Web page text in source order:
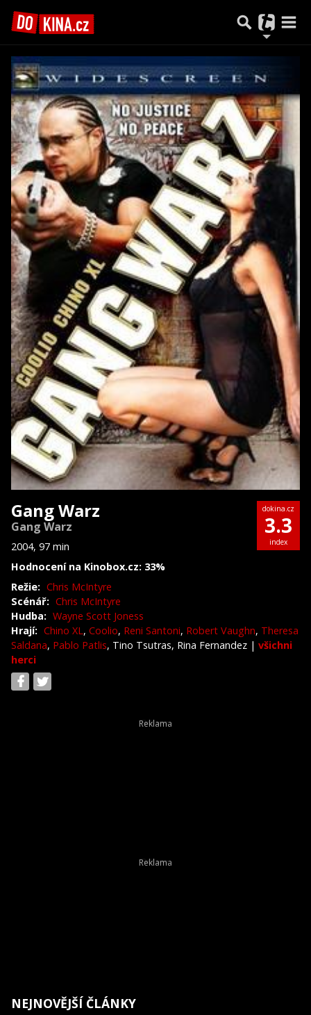
Gang Warz
Gang Warz
2004, 97 min
Hodnocení na Kinobox.cz: 33%
dokina.cz
3.3
index
Režie: Chris McIntyre
Scénář: Chris McIntyre
Hudba: Wayne Scott Joness
Hrají: Chino XL, Coolio, Reni Santoni, Robert Vaughn, Theresa
Saldana, Pablo Patlis, Tino Tsutras, Rina Fernandez | všichni
herci
NEJNOVĚJŠÍ ČLÁNKY